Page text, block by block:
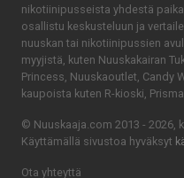
nikotiinipusseista yhdestä
osallistu keskusteluun ja
nuuskan tai nikotiinipussien
myyjistä, kuten Nuuskakairan
Princess, Nuuskaoutlet, Candy
kaupoista kuten R-kioski,
© Nuuskaaja.com 2013 - 2026,
Käyttämällä sivustoa hyväksyt
Ota yhteyttä